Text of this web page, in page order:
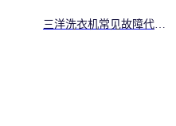
三洋洗衣机常见故障代码